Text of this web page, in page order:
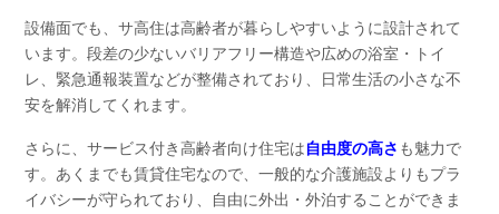
設備面でも、サ高住は高齢者が暮らしやすいように設計されて
います。段差の少ないバリアフリー構造や広めの浴室・トイ
レ、緊急通報装置などが整備されており、日常生活の小さな不
安を解消してくれます。
さらに、サービス付き高齢者向け住宅は自由度の高さ も魅力で
す。あくまでも賃貸住宅なので、一般的な介護施設よりもプラ
イバシーが守られており、自由に外出・外泊することができま